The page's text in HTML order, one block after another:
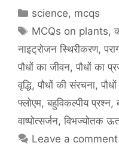
C
a
e
g
o
r
i
s
science, mcqs
T
a
g
s
MCQs on plants,
नाइट्रोजन स्थिरीकरण,
पौधों का जीवन, पौधों का
वृद्धि, पौधों की संरचना,
फ्लोएम, बहुविकल्पीय प्रश्न,
वाष्पोत्सर्जन, विभज्योतक
Leave a comment